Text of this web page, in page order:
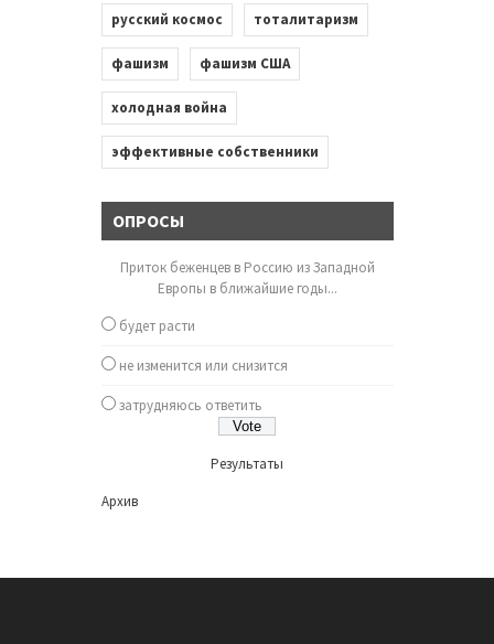
русский космос тоталитаризм
фашизм фашизм США
холодная война
эффективные собственники
ОПРОСЫ
Приток беженцев в Россию из Западной
Европы в ближайшие годы...
будет расти
не изменится или снизится
затрудняюсь ответить
Результаты
Архив